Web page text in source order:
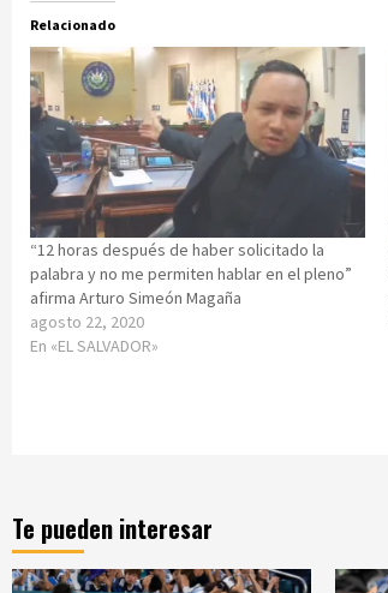
Relacionado
“12 horas después de haber solicitado la
palabra y no me permiten hablar en el pleno”
afirma Arturo Simeón Magaña
agosto 22, 2020
En «EL SALVADOR»
Te pueden interesar